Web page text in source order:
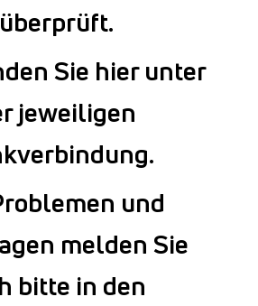
überprüft.
Sie hier unter
jeweiligen
und
melden Sie
bitte in den